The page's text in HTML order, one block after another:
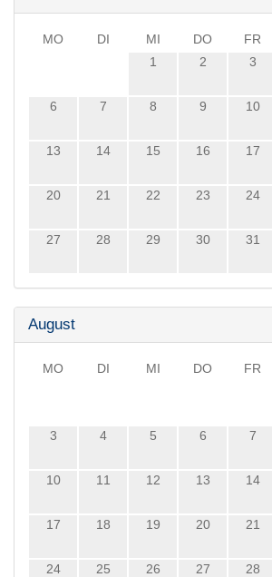
MO DI MI DO FR
1
2 3
6 7 8 9 10
13 14 15 16 17
20 21 22 23 24
27 28 29 30 31
August
MO DI MI DO FR
3 4 5 6 7
10 11 12 13 14
17 18 19 20 21
24 25 26 27 28